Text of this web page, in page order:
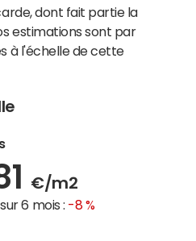
dont fait partie la
estimations sont par
à l'échelle de cette
€/m2
6 mois : -8 %